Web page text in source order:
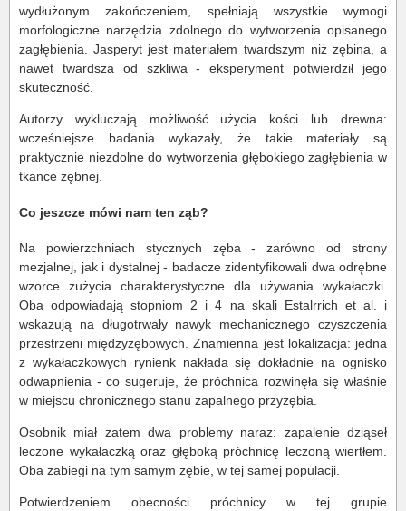
wydłużonym zakończeniem, spełniają wszystkie wymogi
morfologiczne narzędzia zdolnego do wytworzenia opisanego
zagłębienia. Jasperyt jest materiałem twardszym niż zębina, a
nawet twardsza od szkliwa - eksperyment potwierdził jego
skuteczność.
Autorzy wykluczają możliwość użycia kości lub drewna:
wcześniejsze badania wykazały, że takie materiały są
praktycznie niezdolne do wytworzenia głębokiego zagłębienia w
tkance zębnej.
Co jeszcze mówi nam ten ząb?
Na powierzchniach stycznych zęba - zarówno od strony
mezjalnej, jak i dystalnej - badacze zidentyfikowali dwa odrębne
wzorce zużycia charakterystyczne dla używania wykałaczki.
Oba odpowiadają stopniom 2 i 4 na skali Estalrrich et al. i
wskazują na długotrwały nawyk mechanicznego czyszczenia
przestrzeni międzyzębowych. Znamienna jest lokalizacja: jedna
z wykałaczkowych rynienk nakłada się dokładnie na ognisko
odwapnienia - co sugeruje, że próchnica rozwinęła się właśnie
w miejscu chronicznego stanu zapalnego przyzębia.
Osobnik miał zatem dwa problemy naraz: zapalenie dziąseł
leczone wykałaczką oraz głęboką próchnicę leczoną wiertłem.
Oba zabiegi na tym samym zębie, w tej samej populacji.
Potwierdzeniem obecności próchnicy w tej grupie